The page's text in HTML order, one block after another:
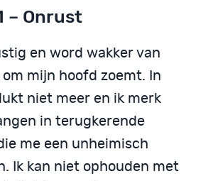
– Onrust
en word wakker van
mijn hoofd zoemt. In
niet meer en ik merk
in terugkerende
me een unheimisch
Ik kan niet ophouden met